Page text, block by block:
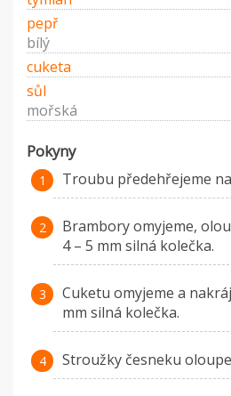
pepř
bílý
cuketa
sůl
mořská
Pokyny
Troubu předehřejeme na
Brambory omyjeme,
4 – 5 mm silná kolečka.
Cuketu omyjeme a
mm silná kolečka.
Stroužky česneku